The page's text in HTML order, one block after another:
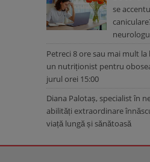
se
Petreci 8 ore sau mai mult la
un nutriționist pentru
jurul orei 15:00
Diana Palotaș, specialist în
abilități extraordinare
viață lungă și sănătoasă